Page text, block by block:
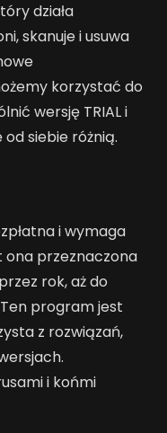
działa
skanuje i usuwa
korzystać do
wersję TRIAL i
od siebie różnią.
i wymaga
ona przeznaczona
rok, aż do
program jest
z rozwiązań,
i końmi